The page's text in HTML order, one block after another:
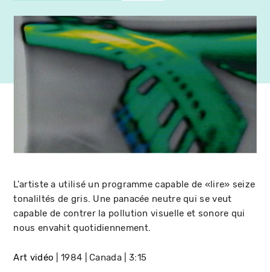
L'artiste a utilisé un programme capable de «lire» seize
tonaliltés de gris. Une panacée neutre qui se veut
capable de contrer la pollution visuelle et sonore qui
nous envahit quotidiennement.
Art vidéo 1984 Canada 3:15